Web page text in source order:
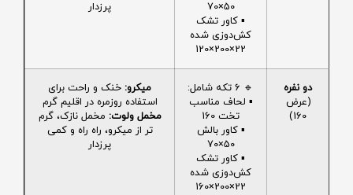
50×70
▪️ کاور تشک
کش‌دوزی شده
22×200×120
پرزدار
دو نفره
(عرض
160)
🔹 6 تکه شامل:
▪️ لحاف مناسب
تخت 160
▪️ کاور بالش
50×70
▪️ کاور تشک
کش‌دوزی شده
22×200×160
میکرو: خنک و راحت برای
استفاده روزمره در اقلیم گرم
مخمل ولوت: مخمل نازک، گرم
تر از میکرو، راه راه و کمی
پرزدار